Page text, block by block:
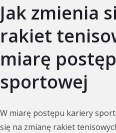
Jak zmienia
rakiet
miarę
sportowej
W miarę postępu kariery
się na zmianę rakiet